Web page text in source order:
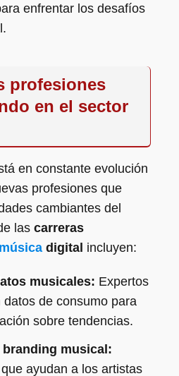
enfrentar los desafíos
profesiones
en el sector
en constante evolución
profesiones que
cambiantes del
las carreras
música digital incluyen:
musicales: Expertos
datos de consumo para
sobre tendencias.
musical:
ayudan a los artistas